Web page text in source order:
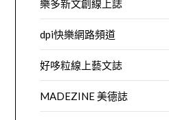
樂多新文創線上誌
dpi快樂網路頻道
好哆粒線上藝文誌
MADEZINE 美德誌